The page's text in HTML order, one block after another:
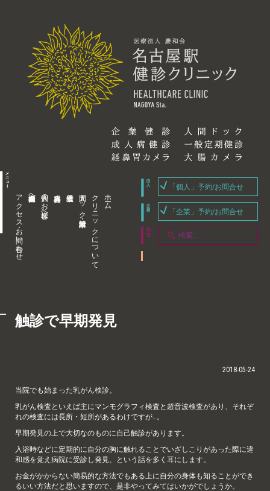
アクセス・お問い合わせ 企業内担当者様へ 個人のお客様へ 人間ドック・健康診断 クリニックについて ホーム
「個人」予約/お問合せ
「企業」予約/お問合せ
触診で早期発見
2018-05-24
当院でも始まった乳がん検診。
乳がん検査といえば主にマンモグラフィ検査と超音波検査があり、それぞ
れの検査には長所・短所があるわけですが…。
早期発見の上で大切なのものに自己触診があります。
入浴時などに定期的に自分の胸に触れることでいざしこりがあった際に違
和感を覚え病院に受診し発見、という話を多く耳にします。
お金がかからない簡易的な方法でもある上に自分の身体も知ることができ
るいい方法だと思いますので、是非やってみてはいかがでしょうか。